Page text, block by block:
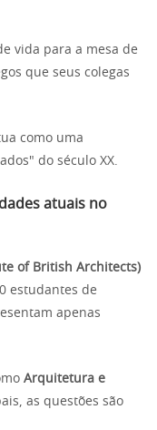
vida para a mesa de
que seus colegas
como uma
do século XX.
atuais no
of British Architects)
estudantes de
apenas
Arquitetura e
as questões são